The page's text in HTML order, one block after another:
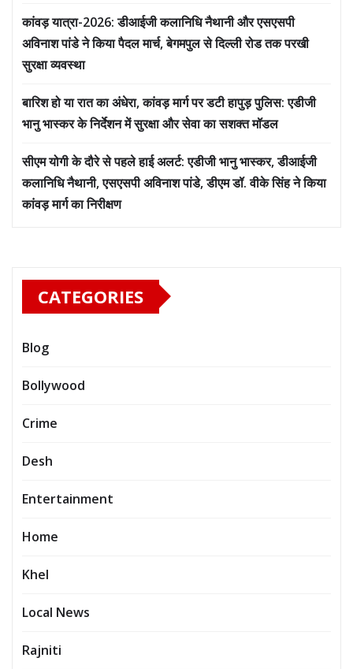
कांवड़ यात्रा-2026: डीआईजी कलानिधि नैथानी और एसएसपी
अविनाश पांडे ने किया पैदल मार्च, बेगमपुल से दिल्ली रोड तक परखी
सुरक्षा व्यवस्था
बारिश हो या रात का अंधेरा, कांवड़ मार्ग पर डटी हापुड़ पुलिस: एडीजी
भानु भास्कर के निर्देशन में सुरक्षा और सेवा का सशक्त मॉडल
सीएम योगी के दौरे से पहले हाई अलर्ट: एडीजी भानु भास्कर, डीआईजी
कलानिधि नैथानी, एसएसपी अविनाश पांडे, डीएम डॉ. वीके सिंह ने किया
कांवड़ मार्ग का निरीक्षण
CATEGORIES
Blog
Bollywood
Crime
Desh
Entertainment
Home
Khel
Local News
Rajniti